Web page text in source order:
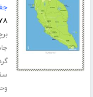
۷۸